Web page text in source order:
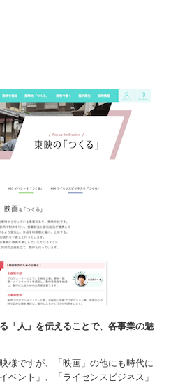
「人」を伝えることで、各事業の魅
様ですが、「映画」の他にも時代に
ベント」、「ライセンスビジネス」